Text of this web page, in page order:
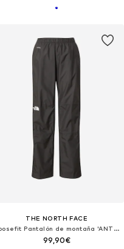
THE NORTH FACE
Loosefit Pantalón de montaña 'ANTORA'
99,90€